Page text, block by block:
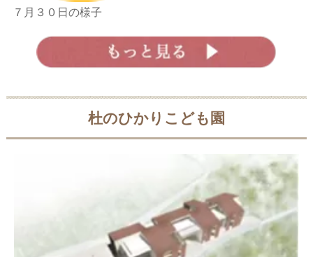
７月３０日の様子
杜のひかりこども園